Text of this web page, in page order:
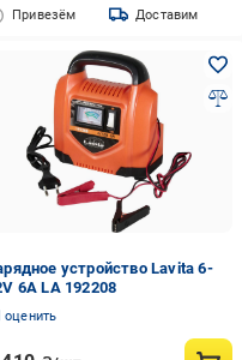
Привезём Доставим
устройство Lavita 6-
6A LA 192208
оценить